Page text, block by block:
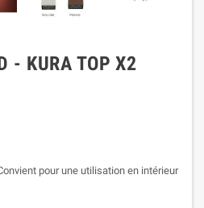
- KURA TOP X2
pour une utilisation en intérieur